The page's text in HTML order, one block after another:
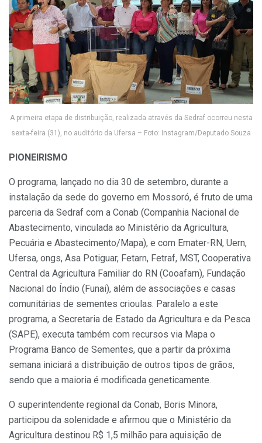
A primeira etapa de distribuição, realizada através da Sedraf ocorreu nesta
sexta-feira (31), no auditório da Ufersa – Foto: Instagram/Deputado Souza
PIONEIRISMO
O programa, lançado no dia 30 de setembro, durante a
instalação da sede do governo em Mossoró, é fruto de uma
parceria da Sedraf com a Conab (Companhia Nacional de
Abastecimento, vinculada ao Ministério da Agricultura,
Pecuária e Abastecimento/Mapa), e com Emater-RN, Uern,
Ufersa, ongs, Asa Potiguar, Fetarn, Fetraf, MST, Cooperativa
Central da Agricultura Familiar do RN (Cooafarn), Fundação
Nacional do Índio (Funai), além de associações e casas
comunitárias de sementes crioulas. Paralelo a este
programa, a Secretaria de Estado da Agricultura e da Pesca
(SAPE), executa também com recursos via Mapa o
Programa Banco de Sementes, que a partir da próxima
semana iniciará a distribuição de outros tipos de grãos,
sendo que a maioria é modificada geneticamente.
O superintendente regional da Conab, Boris Minora,
participou da solenidade e afirmou que o Ministério da
Agricultura destinou R$ 1,5 milhão para aquisição de